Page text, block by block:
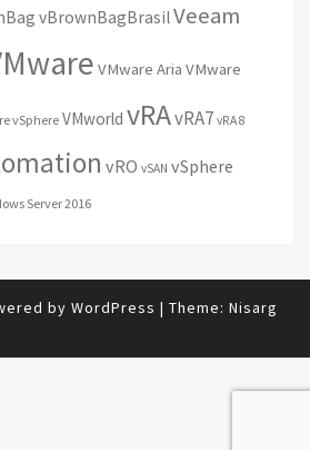
vBrownBagBrasilVeeam
VMware Aria VMware
vSphereVMworld vRAvRA7 vRA 8
vRO vSAN vSphere
Server 2016
by WordPress | Theme: Nisarg